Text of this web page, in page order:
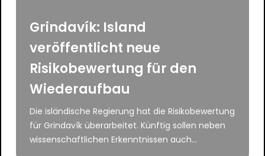
Grindavík: Island
veröffentlicht neue
Risikobewertung für den
Wiederaufbau
Die isländische Regierung hat die Risikobewertung
für Grindavík überarbeitet. Künftig sollen neben
wissenschaftlichen Erkenntnissen auch...